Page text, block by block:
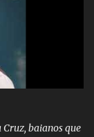
para entoar. A
no
universal
lírica sobre a
YouTube
baianos que